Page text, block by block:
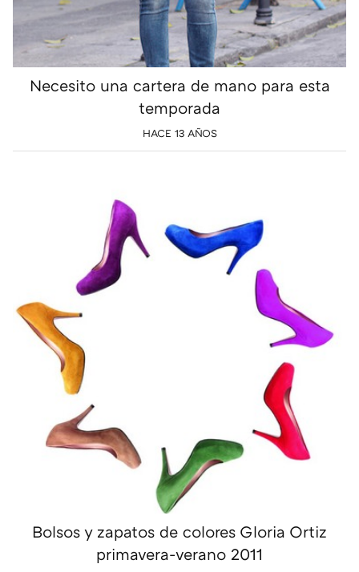
Necesito una cartera de mano para esta
temporada
HACE 13 AÑOS
Bolsos y zapatos de colores Gloria Ortiz
primavera-verano 2011